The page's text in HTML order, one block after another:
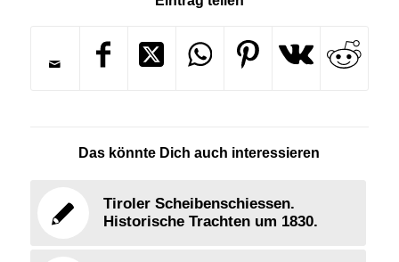
Das könnte Dich auch interessieren
Tiroler Scheibenschiessen.
Historische Trachten um 1830.